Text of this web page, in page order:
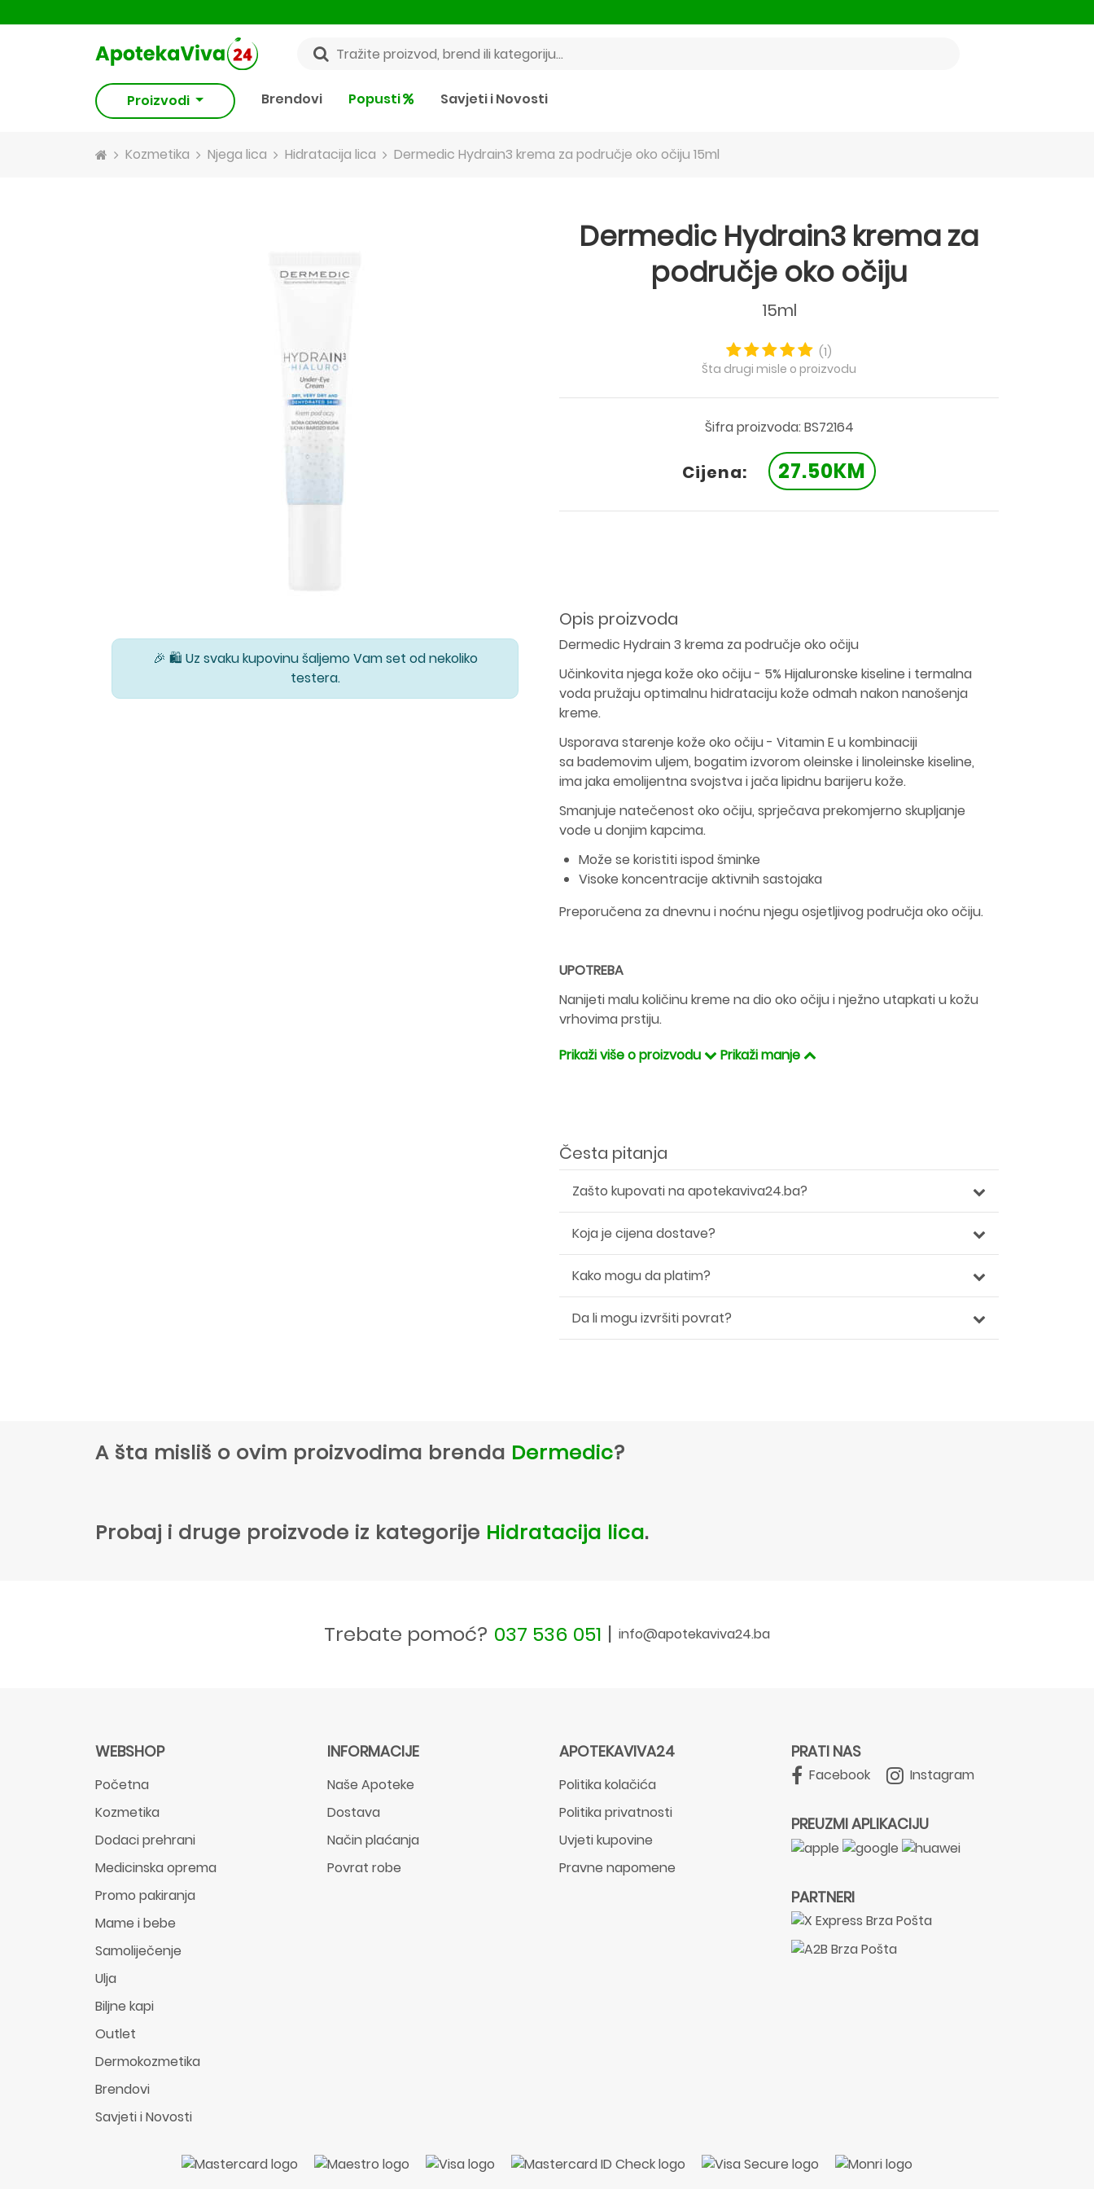
Proizvodi Brendovi Popusti Savjeti i Novosti
Kozmetika Njega lica Hidratacija lica Dermedic Hydrain3 krema za područje oko očiju 15ml
🎉 🛍️ Uz svaku kupovinu šaljemo Vam set od nekoliko
testera.
Dermedic Hydrain3 krema za
područje oko očiju
15ml
(1)
Šta drugi misle o proizvodu
Šifra proizvoda: BS72164
Cijena: 27.50KM
Opis proizvoda
Dermedic Hydrain 3 krema za područje oko očiju
Učinkovita njega kože oko očiju - 5% Hijaluronske kiseline i termalna
voda pružaju optimalnu hidrataciju kože odmah nakon nanošenja
kreme.
Usporava starenje kože oko očiju - Vitamin E u kombinaciji
sa bademovim uljem, bogatim izvorom oleinske i linoleinske kiseline,
ima jaka emolijentna svojstva i jača lipidnu barijeru kože.
Smanjuje natečenost oko očiju, sprječava prekomjerno skupljanje
vode u donjim kapcima.
Može se koristiti ispod šminke
Visoke koncentracije aktivnih sastojaka
Preporučena za dnevnu i noćnu njegu osjetljivog područja oko očiju.
UPOTREBA
Nanijeti malu količinu kreme na dio oko očiju i nježno utapkati u kožu
vrhovima prstiju.
Prikaži više o proizvodu
Prikaži manje
Česta pitanja
Zašto kupovati na apotekaviva24.ba?
Koja je cijena dostave?
Kako mogu da platim?
Da li mogu izvršiti povrat?
A šta misliš o ovim proizvodima brenda Dermedic?
Probaj i druge proizvode iz kategorije Hidratacija lica.
Trebate pomoć? 037 536 051 | info@apotekaviva24.ba
WEBSHOP
Početna
Kozmetika
Dodaci prehrani
Medicinska oprema
Promo pakiranja
Mame i bebe
Samoliječenje
Ulja
Biljne kapi
Outlet
Dermokozmetika
Brendovi
Savjeti i Novosti
INFORMACIJE
Naše Apoteke
Dostava
Način plaćanja
Povrat robe
APOTEKAVIVA24
Politika kolačića
Politika privatnosti
Uvjeti kupovine
Pravne napomene
PRATI NAS
Facebook Instagram
PREUZMI APLIKACIJU
PARTNERI